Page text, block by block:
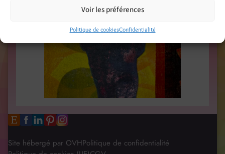
Voir les préférences
Politique de cookiesConfidentialité
Site hébergé par OVHPolitique de confidentialité